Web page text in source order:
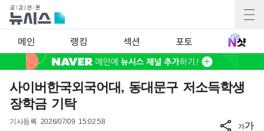
메인 랭킹 섹션 포토
사이버한국외국어대, 동대문구 저소득학생
장학금 기탁
기사등록 2026/07/09 15:02:58
가가